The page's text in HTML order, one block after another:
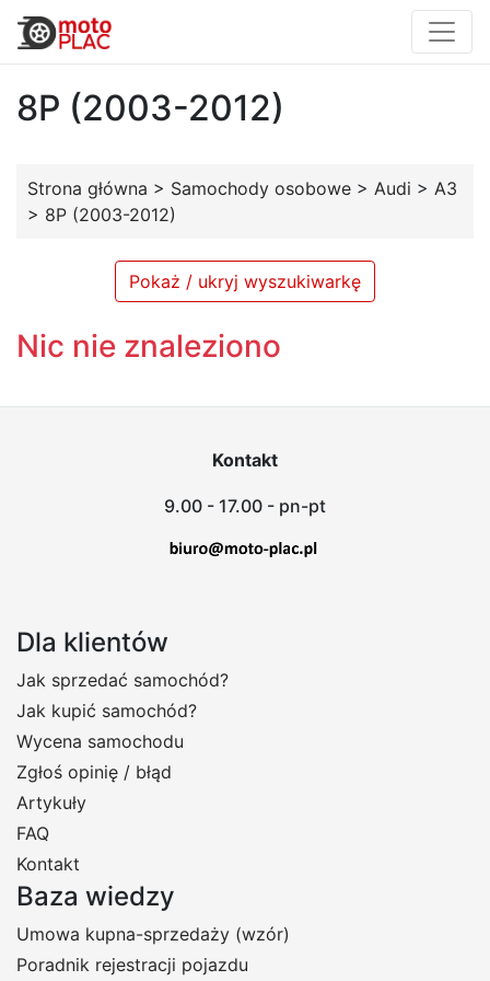
8P (2003-2012)
Strona główna > Samochody osobowe > Audi > A3
> 8P (2003-2012)
Pokaż / ukryj wyszukiwarkę
Nic nie znaleziono
Kontakt
9.00 - 17.00 - pn-pt
Dla klientów
Jak sprzedać samochód?
Jak kupić samochód?
Wycena samochodu
Zgłoś opinię / błąd
Artykuły
FAQ
Kontakt
Baza wiedzy
Umowa kupna-sprzedaży (wzór)
Poradnik rejestracji pojazdu